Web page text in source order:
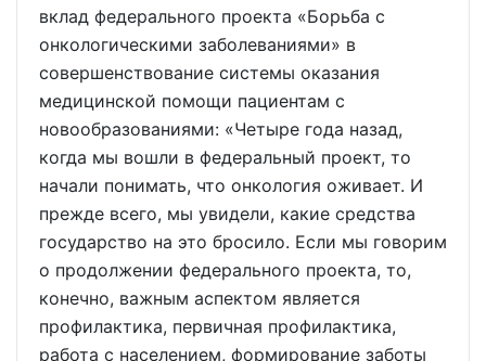
вклад федерального проекта «Борьба с
онкологическими заболеваниями» в
совершенствование системы оказания
медицинской помощи пациентам с
новообразованиями: «Четыре года назад,
когда мы вошли в федеральный проект, то
начали понимать, что онкология оживает. И
прежде всего, мы увидели, какие средства
государство на это бросило. Если мы говорим
о продолжении федерального проекта, то,
конечно, важным аспектом является
профилактика, первичная профилактика,
работа с населением, формирование заботы